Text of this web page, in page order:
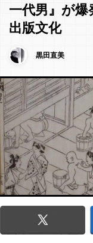
一代男』が
出版文化
黒田直美